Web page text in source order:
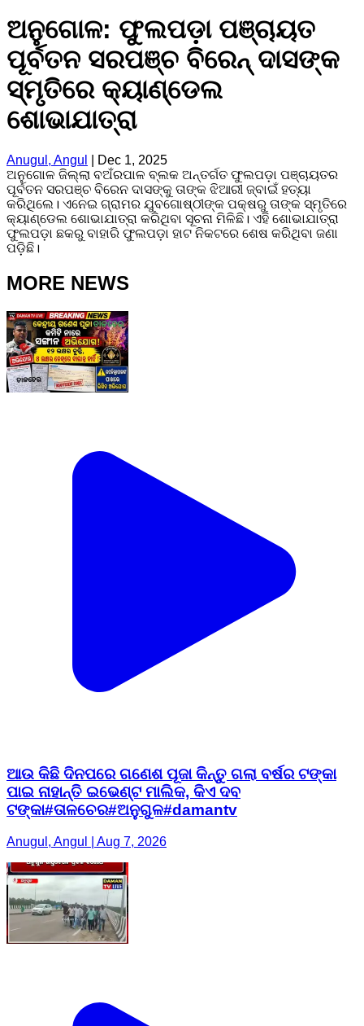
ଅନୁଗୋଳ: ଫୁଲପଡ଼ା ପଞ୍ଚାୟତ
ପୂର୍ବତନ ସରପଞ୍ଚ ବିରେନ୍ ଦାସଙ୍କ
ସ୍ମୃତିରେ କ୍ୟାଣ୍ଡେଲ
ଶୋଭାଯାତ୍ରା
Anugul, Angul
Dec 1, 2025
ଅନୁଗୋଳ ଜିଲ୍ଲା ବଅଁରପାଳ ବ୍ଲକ ଅନ୍ତର୍ଗତ ଫୁଲପଡ଼ା ପଞ୍ଚାୟତର
ପୂର୍ବତନ ସରପଞ୍ଚ ବିରେନ ଦାସଙ୍କୁ ତାଙ୍କ ଝିଆରୀ ଜ୍ବାଇଁ ହତ୍ୟା
କରିଥିଲେ। ଏନେଇ ଗ୍ରାମର ଯୁବଗୋଷ୍ଠୀଙ୍କ ପକ୍ଷରୁ ତାଙ୍କ ସ୍ମୃତିରେ
କ୍ୟାଣ୍ଡେଲ ଶୋଭାଯାତ୍ରା କରିଥିବା ସୂଚନା ମିଳିଛି। ଏହି ଶୋଭାଯାତ୍ରା
ଫୁଲପଡ଼ା ଛକରୁ ବାହାରି ଫୁଲପଡ଼ା ହାଟ ନିକଟରେ ଶେଷ କରିଥିବା ଜଣା
ପଡ଼ିଛି।
MORE NEWS
ଆଉ କିଛି ଦିନପରେ ଗଣେଶ ପୂଜା କିନ୍ତୁ ଗଲା ବର୍ଷର ଟଙ୍କା
ପାଇ ନାହାନ୍ତି ଇଭେଣ୍ଟ ମାଲିକ, କିଏ ଦବ
ଟଙ୍କା#ତାଳଚେର#ଅନୁଗୁଳ#damantv
Anugul, Angul | Aug 7, 2026